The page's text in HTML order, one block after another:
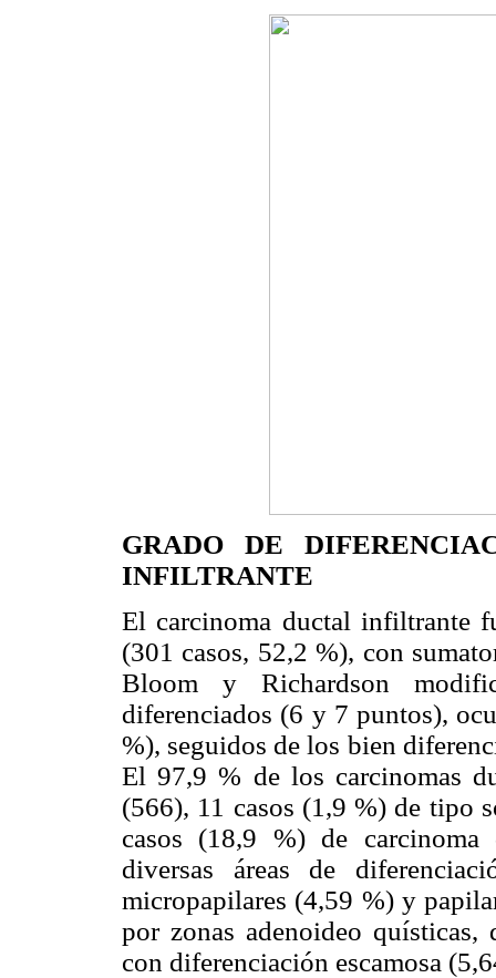
GRADO DE
INFILTRANTE
El carcinoma ductal infiltrante
(301 casos, 52,2 %), con
Bloom y Richardson
diferenciados (6 y 7 puntos),
%), seguidos de los bien
El 97,9 % de los carcinomas
(566), 11 casos (1,9 %) de tipo
casos (18,9 %) de
diversas áreas de
micropapilares (4,59 %) y
por zonas adenoideo quísticas,
con diferenciación escamosa